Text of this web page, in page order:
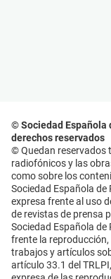
© Sociedad Española
derechos reservados
© Quedan reservados
radiofónicos y las
como sobre los
Sociedad Española de
expresa frente al uso
de revistas de prensa
Sociedad Española de
frente la
trabajos y artículos
artículo 33.1 del